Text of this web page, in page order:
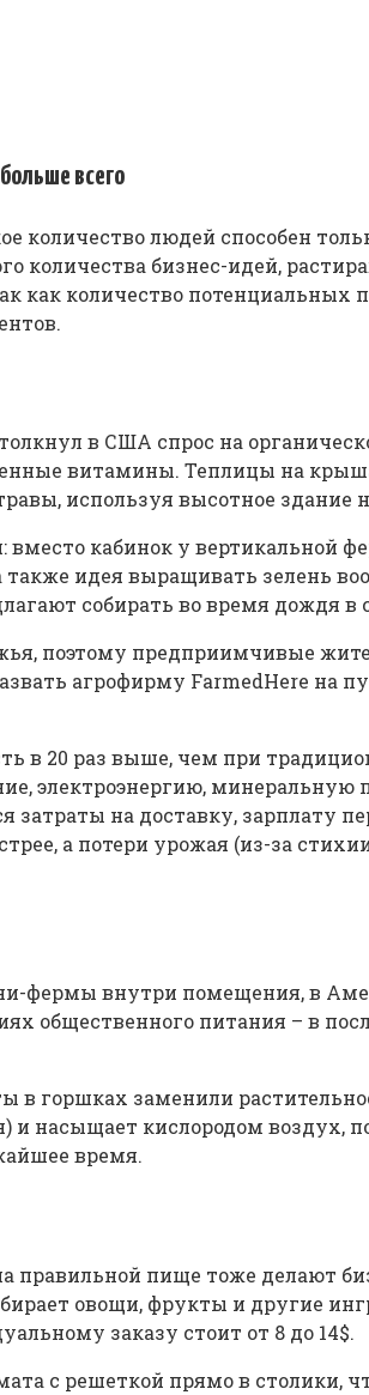
всего
количество людей способен
количества бизнес-идей,
количество потенциальных
в США спрос на
витамины. Теплицы на
используя высотное здание
кабинок у вертикальной
идея выращивать зелень
собирать во время дождя
поэтому предприимчивые
агрофирму FarmedHere на
в 20 раз выше, чем при
электроэнергию, минеральную
на доставку, зарплату
а потери урожая (из-за
фермы внутри помещения, в
общественного питания – в
горшках заменили
и насыщает кислородом воздух,
время.
пище тоже делают
овощи, фрукты и другие
заказу стоит от 8 до 14$.
с решеткой прямо в столики,